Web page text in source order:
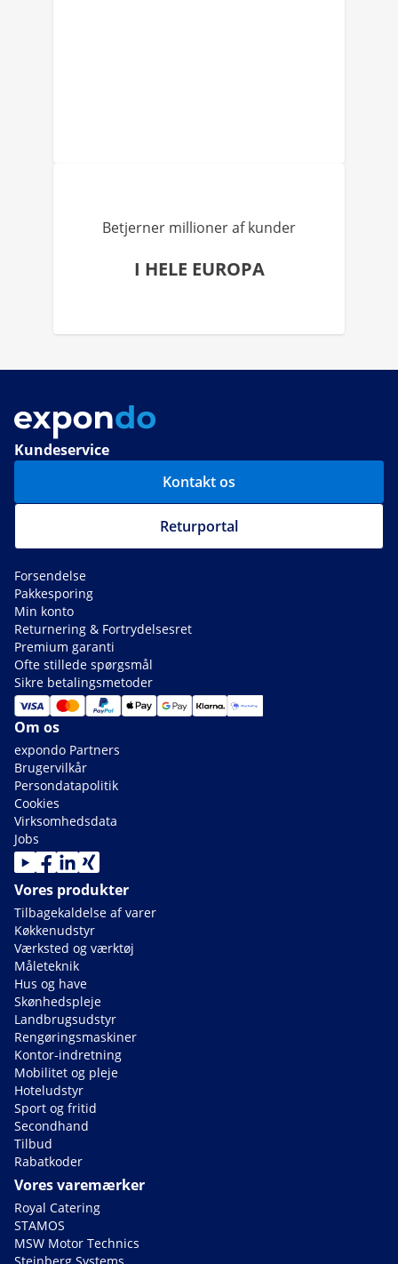
Betjerner millioner af kunder
I HELE EUROPA
Kundeservice
Kontakt os
Returportal
Forsendelse
Pakkesporing
Min konto
Returnering & Fortrydelsesret
Premium garanti
Ofte stillede spørgsmål
Sikre betalingsmetoder
Om os
expondo Partners
Brugervilkår
Persondatapolitik
Cookies
Virksomhedsdata
Jobs
Vores produkter
Tilbagekaldelse af varer
Køkkenudstyr
Værksted og værktøj
Måleteknik
Hus og have
Skønhedspleje
Landbrugsudstyr
Rengøringsmaskiner
Kontor-indretning
Mobilitet og pleje
Hoteludstyr
Sport og fritid
Secondhand
Tilbud
Rabatkoder
Vores varemærker
Royal Catering
STAMOS
MSW Motor Technics